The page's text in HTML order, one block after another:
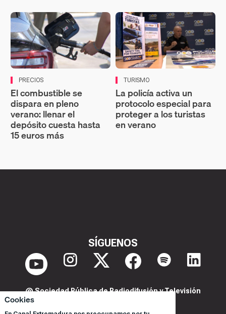
Cookies
PRECIOS
El combustible se
dispara en pleno
verano: llenar el
depósito cuesta hasta
15 euros más
TURISMO
La policía activa un
protocolo especial para
proteger a los turistas
en verano
SÍGUENOS
@ Sociedad Pública de Radiodifusión y Televisión